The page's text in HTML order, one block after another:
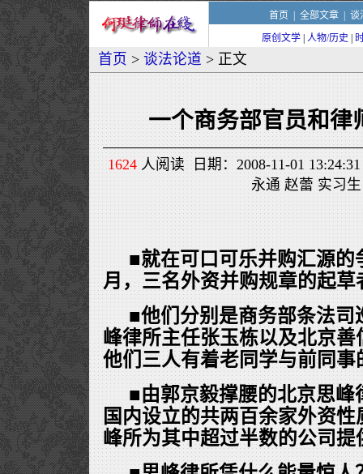
首页 全部文章| 谈
原创文学 人物/历史
首页 > 谈法论道 > 正文
一个商务部官员和律
1624人阅读 日期：2008-11-01
永通 赵蕾 实习
■就在可口可乐并购汇源的
月，三名外资并购规章的起草
■他们分别是商务部条法司
峰律所主任张玉栋以及北京
他们三人有着老同学与前同事
■由郭京毅撑腰的北京思峰
国内设立的共两百余家外资
峰所为其中超过半数的公司提